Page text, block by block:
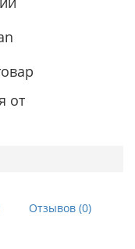
от
Отзывов (0)